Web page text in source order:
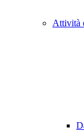
Attività